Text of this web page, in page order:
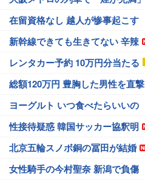
在留資格なし 越人が惨事起こす
新幹線できても生きてない 辛辣
レンタカー予約 10万円分当たる
総額120万円 豊胸した男性を直撃
ヨーグルト いつ食べたらいいの
性接待疑惑 韓国サッカー協釈明
北京五輪スノボ銅の冨田が結婚
女性騎手の今村聖奈 新潟で負傷